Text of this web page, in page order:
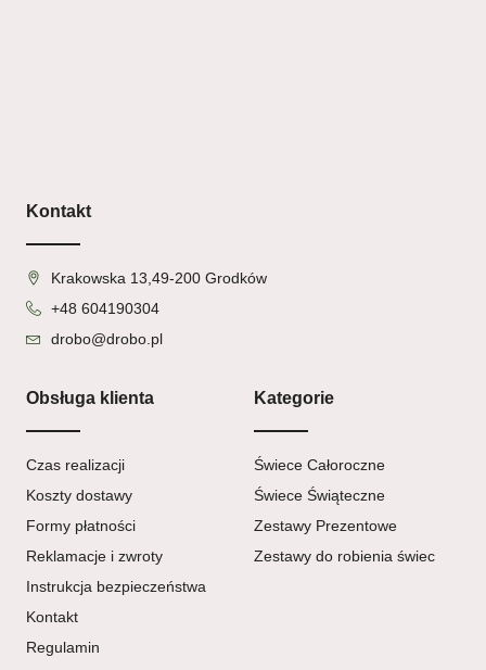
Kontakt
Krakowska 13,49-200 Grodków
+48 604190304
drobo@drobo.pl
Obsługa klienta
Czas realizacji
Koszty dostawy
Formy płatności
Reklamacje i zwroty
Instrukcja bezpieczeństwa
Kontakt
Regulamin
Kategorie
Świece Całoroczne
Świece Świąteczne
Zestawy Prezentowe
Zestawy do robienia świec